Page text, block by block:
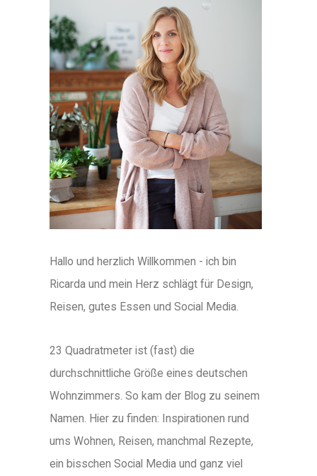
Hallo und herzlich Willkommen - ich bin
Ricarda und mein Herz schlägt für Design,
Reisen, gutes Essen und Social Media.
23 Quadratmeter ist (fast) die
durchschnittliche Größe eines deutschen
Wohnzimmers. So kam der Blog zu seinem
Namen. Hier zu finden: Inspirationen rund
ums Wohnen, Reisen, manchmal Rezepte,
ein bisschen Social Media und ganz viel